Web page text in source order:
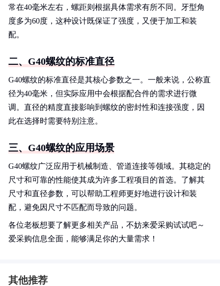
常在40毫米左右，螺距则根据具体需求有所不同。牙型角
度多为60度，这种设计既保证了强度，又便于加工和装
配。
二、G40螺纹的标准直径
G40螺纹的标准直径是其核心参数之一。一般来说，公称直
径为40毫米，但实际应用中会根据配合件的需求进行微
调。直径的精度直接影响到螺纹的密封性和连接强度，因
此在选择时需要特别注意。
三、G40螺纹的应用场景
G40螺纹广泛应用于机械制造、管道连接等领域。其稳定的
尺寸和可靠的性能使其成为许多工程项目的首选。了解其
尺寸和直径参数，可以帮助工程师更好地进行设计和装
配，避免因尺寸不匹配而导致的问题。
各位老板想要了解更多相关产品，不妨来爱采购试试吧～
爱采购信息全面，能够满足你的大量需求！
其他推荐